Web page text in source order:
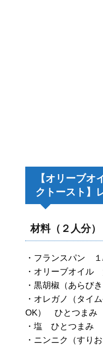
【オリーブオ
クトースト】
材料（２人分）
・フランスパン
・オリーブオイル
・黒胡椒（あらび
・オレガノ（タイ
OK） ひとつまみ
・塩 ひとつまみ
・ニンニク（すり